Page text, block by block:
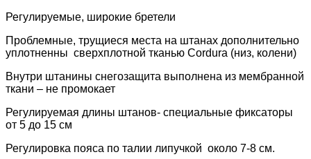
Регулируемые, широкие бретели
Проблемные, трущиеся места на штанах дополнительно
уплотненны сверхплотной тканью Cordura (низ, колени)
Внутри штанины снегозащита выполнена из мембранной
ткани – не промокает
Регулируемая длины штанов- специальные фиксаторы
от 5 до 15 см
Регулировка пояса по талии липучкой около 7-8 см.